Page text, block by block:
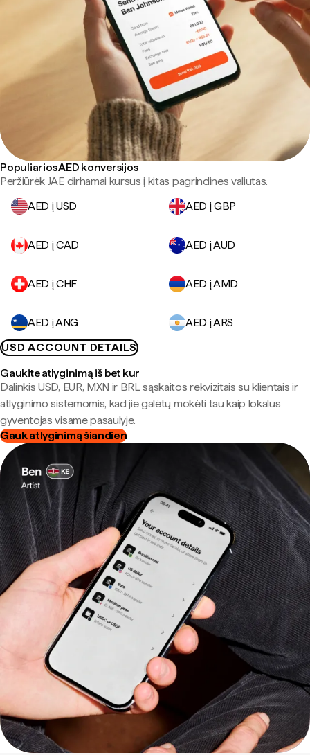
Populiarios AED konversijos
Peržiūrėk JAE dirhamai kursus į kitas pagrindines valiutas.
AED į USD
AED į GBP
AED į CAD AED į AUD
AED į CHF AED į AMD
AED į ANG
AED į ARS
USD ACCOUNT DETAILS
Gaukite atlyginimą iš bet kur
Dalinkis USD, EUR, MXN ir BRL sąskaitos rekvizitais su klientais ir
atlyginimo sistemomis, kad jie galėtų mokėti tau kaip lokalus
gyventojas visame pasaulyje.
Gauk atlyginimą šiandien